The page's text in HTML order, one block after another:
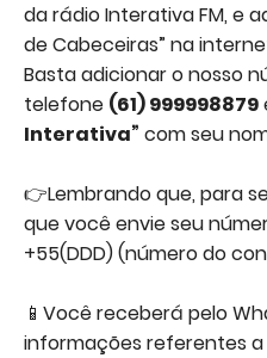
da rádio Interativa FM, e
de Cabeceiras” na
Basta adicionar o nosso
telefone (61) 999998879
Interativa” com seu
👉Lembrando que, para
que você envie seu
+55(DDD) (número do
📱Você receberá pelo
informações referentes